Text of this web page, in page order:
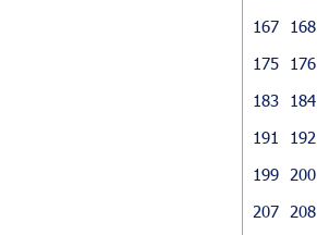
167
168
175
176
183
184
191
192
199
200
207
208